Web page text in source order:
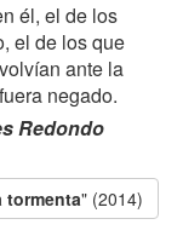
él, el de los
el de los que
ante la
negado.
Redondo
tormenta" (2014)